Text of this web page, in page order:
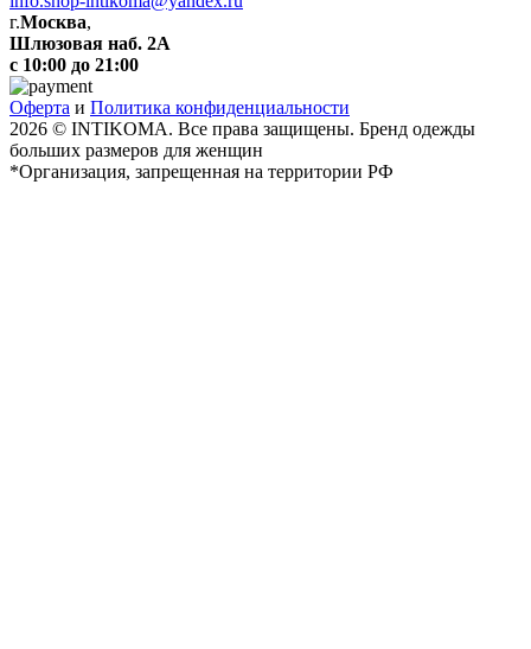
г.Москва,
Шлюзовая наб. 2А
с 10:00 до 21:00
Оферта и Политика конфиденциальности
2026 © INTIKOMA. Все права защищены. Бренд одежды
больших размеров для женщин
*Организация, запрещенная на территории РФ